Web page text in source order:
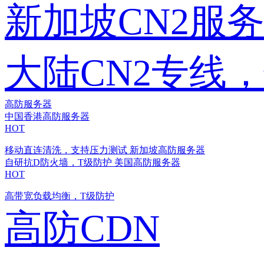
新加坡CN2服
大陆CN2专线
高防服务器
中国香港高防服务器
HOT
移动直连清洗，支持压力测试 新加坡高防服务器
自研抗D防火墙，T级防护 美国高防服务器
HOT
高带宽负载均衡，T级防护
高防CDN